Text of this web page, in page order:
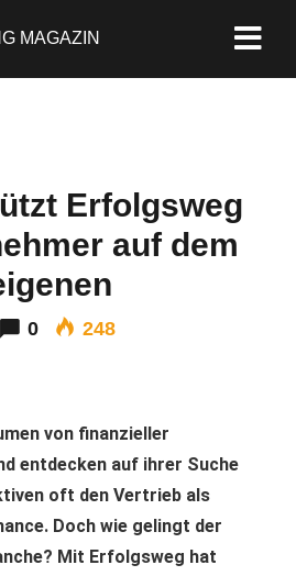
MAGAZIN
Erfolgsweg
auf dem
0 248
von finanzieller
entdecken auf ihrer Suche
oft den Vertrieb als
Doch wie gelingt der
Mit Erfolgsweg hat